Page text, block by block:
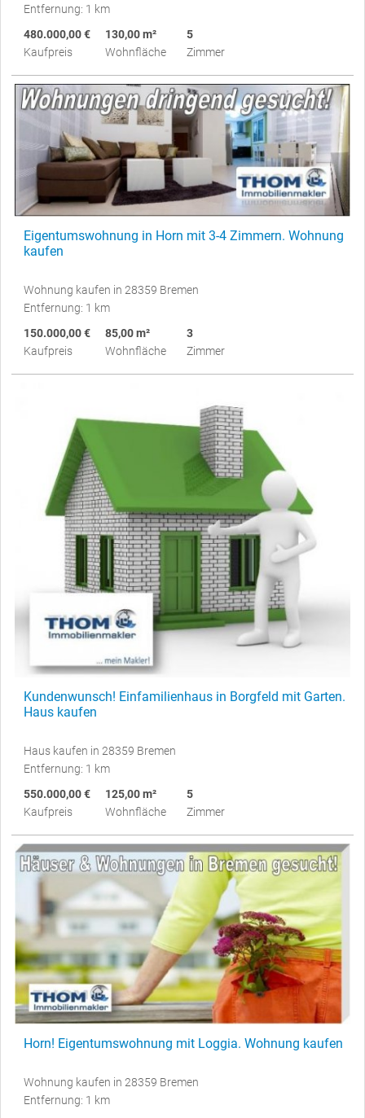
Entfernung: 1 km
480.000,00 €
Kaufpreis
130,00 m²
Wohnfläche
5
Zimmer
Eigentumswohnung in Horn mit 3-4 Zimmern. Wohnung
kaufen
Wohnung kaufen in 28359 Bremen
Entfernung: 1 km
150.000,00 €
Kaufpreis
85,00 m²
Wohnfläche
3
Zimmer
Kundenwunsch! Einfamilienhaus in Borgfeld mit Garten.
Haus kaufen
Haus kaufen in 28359 Bremen
Entfernung: 1 km
550.000,00 €
Kaufpreis
125,00 m²
Wohnfläche
5
Zimmer
Horn! Eigentumswohnung mit Loggia. Wohnung kaufen
Wohnung kaufen in 28359 Bremen
Entfernung: 1 km